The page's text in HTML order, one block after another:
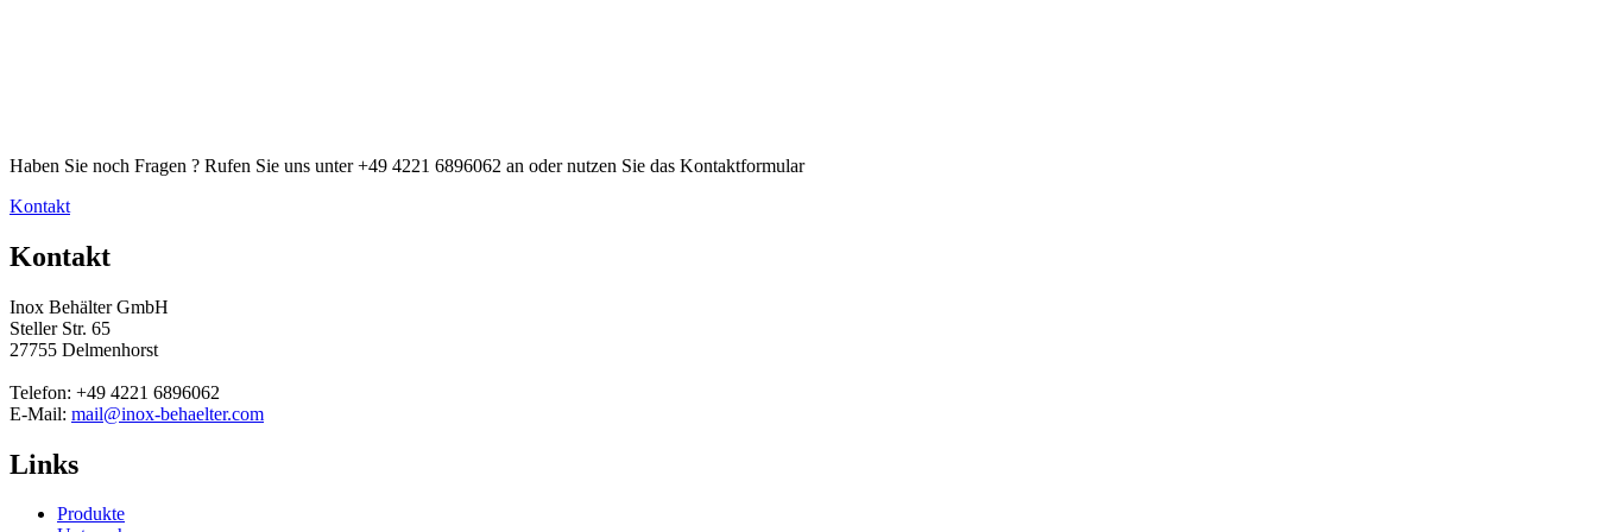
Haben Sie noch Fragen ? Rufen Sie uns unter +49 4221 6896062 an oder nutzen Sie das Kontaktformular
Kontakt
Kontakt
Inox Behälter GmbH
Steller Str. 65
27755 Delmenhorst
Telefon: +49 4221 6896062
E-Mail: mail@inox-behaelter.com
Links
Produkte